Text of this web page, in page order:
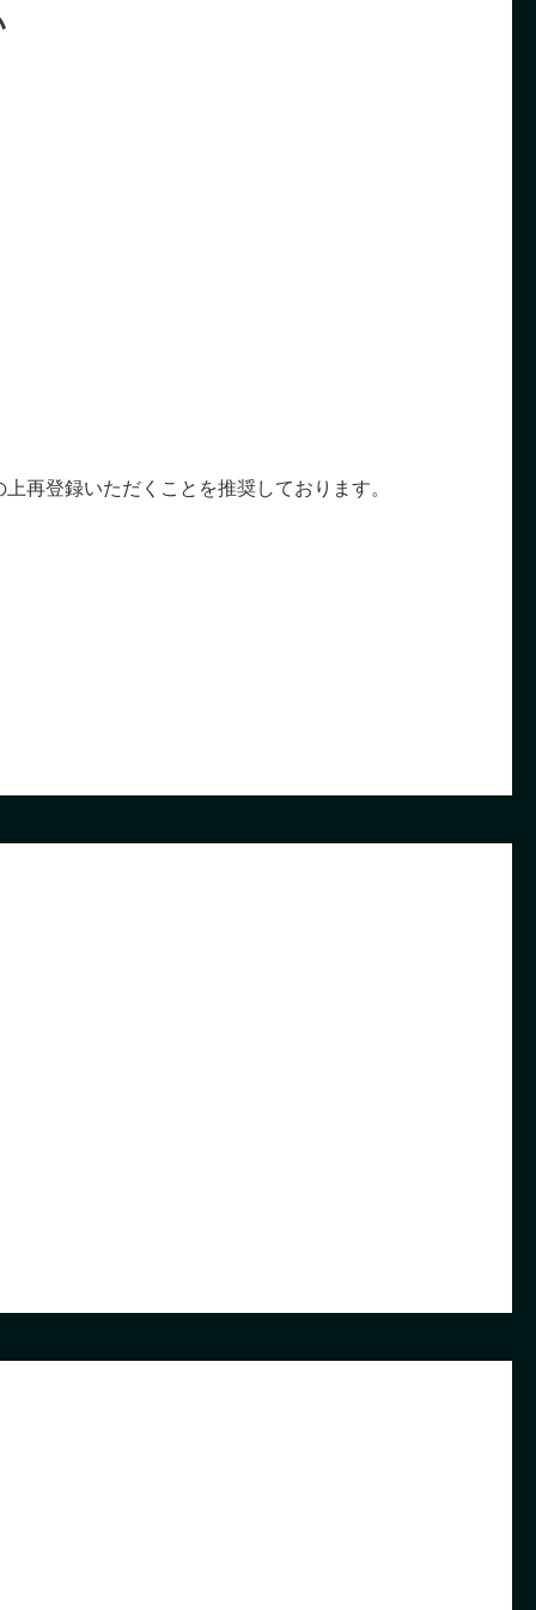
再登録いただくことを推奨しております。